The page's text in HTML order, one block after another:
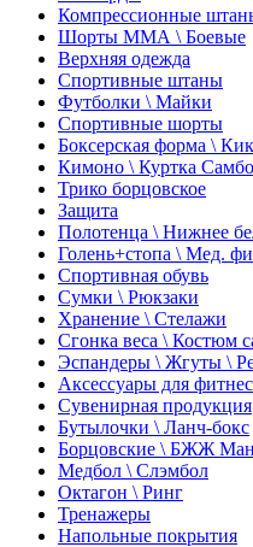
Компрессионные
Шорты ММА \ Боевые
Верхняя одежда
Спортивные штаны
Футболки \ Майки
Спортивные шорты
Боксерская форма \
Кимоно \ Куртка
Трико борцовское
Защита
Полотенца \ Нижнее
Голень+стопа \ Мед.
Спортивная обувь
Сумки \ Рюкзаки
Хранение \ Стелажи
Сгонка веса \ Костюм
Эспандеры \ Жгуты \
Аксессуары для
Сувенирная продукция
Бутылочки \ Ланч-бокс
Борцовские \ БЖЖ
Медбол \ Слэмбол
Октагон \ Ринг
Тренажеры
Напольные покрытия